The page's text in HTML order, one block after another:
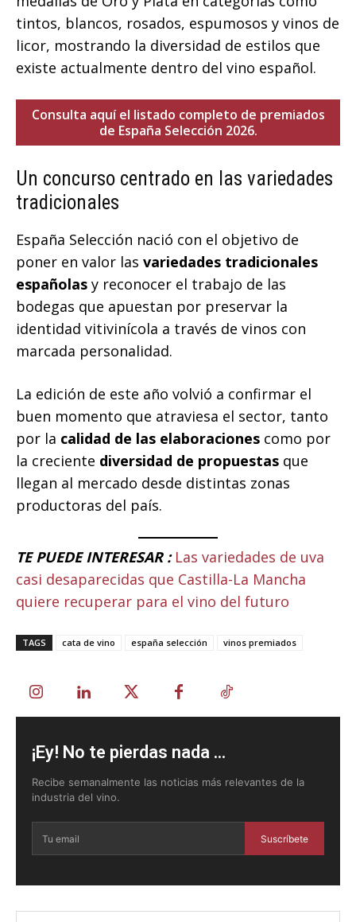
tintos, blancos, rosados, espumosos y vinos de
licor, mostrando la diversidad de estilos que
existe actualmente dentro del vino español.
Consulta aquí el listado completo de premiados
de España Selección 2026.
Un concurso centrado en las variedades
tradicionales
España Selección nació con el objetivo de
poner en valor las variedades tradicionales
españolas y reconocer el trabajo de las
bodegas que apuestan por preservar la
identidad vitivinícola a través de vinos con
marcada personalidad.
La edición de este año volvió a confirmar el
buen momento que atraviesa el sector, tanto
por la calidad de las elaboraciones como por
la creciente diversidad de propuestas que
llegan al mercado desde distintas zonas
productoras del país.
TE PUEDE INTERESAR : Las variedades de uva
casi desaparecidas que Castilla-La Mancha
quiere recuperar para el vino del futuro
TAGS cata de vino españa selección vinos premiados
¡Ey! No te pierdas nada ...
Recibe semanalmente las noticias más relevantes de la
industria del vino.
Suscríbete